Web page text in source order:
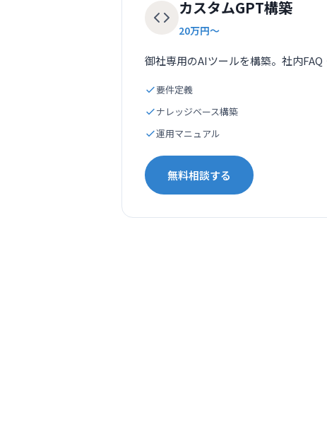
カスタムGPT構築
20万円〜
御社専用のAIツールを構築。社内
要件定義
ナレッジベース構築
運用マニュアル
無料相談する